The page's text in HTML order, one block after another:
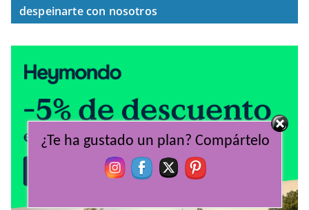
despeinarte con nosotros
¿Te ha gustado un plan? Compártelo